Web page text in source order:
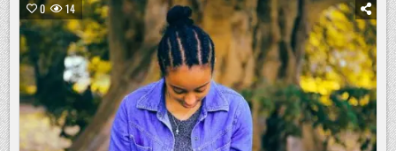
JOYN
FEIERT
DEN
BESTEN
JULI
SEINER
GESCHICHTE
0 14